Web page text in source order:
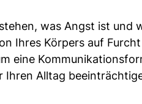
was Angst ist und
Ihres Körpers auf
eine
Ihren Alltag